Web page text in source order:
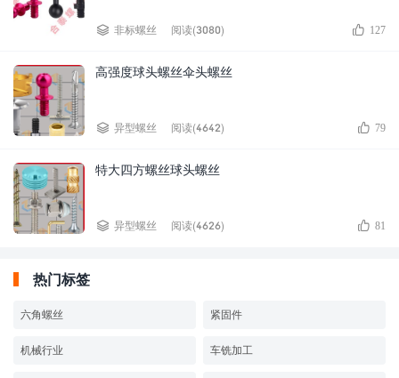
 非标螺丝 阅读(3080)  127
高强度球头螺丝伞头螺丝
 异型螺丝 阅读(4642)  79
特大四方螺丝球头螺丝
 异型螺丝 阅读(4626)  81
热门标签
六角螺丝 紧固件
机械行业 车铣加工